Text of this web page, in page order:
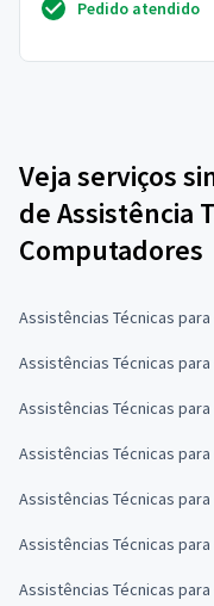
Pedido atendido
Veja serviços
de Assistência
Computadores
Assistências Técnicas
Assistências Técnicas
Assistências Técnicas
Assistências Técnicas
Assistências Técnicas
Assistências Técnicas
Assistências Técnicas